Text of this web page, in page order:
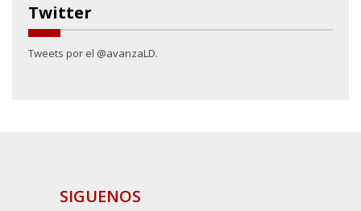
Twitter
Tweets por el @avanzaLD.
SIGUENOS